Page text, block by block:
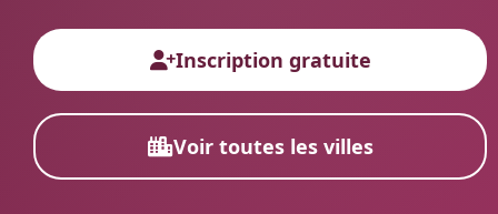
Inscription gratuite
Voir toutes les villes